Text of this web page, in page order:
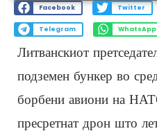
Facebook Twitter
Telegram WhatsApp
Литванскиот
подземен бункер во
борбени авиони на
пресретнат дрон што